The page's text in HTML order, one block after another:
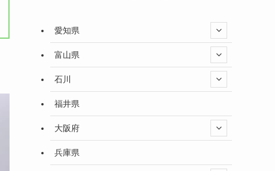
愛知県
富山県
石川
福井県
大阪府
兵庫県